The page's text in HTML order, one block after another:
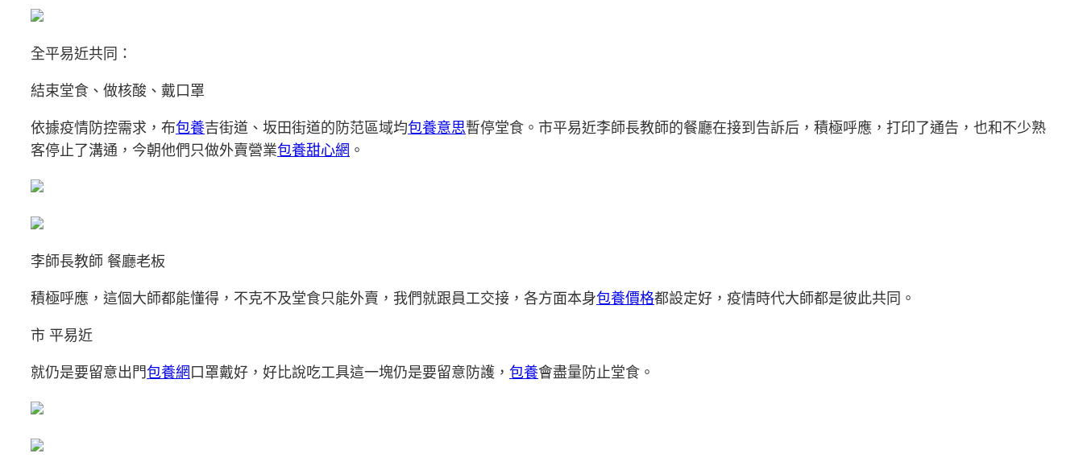
全平易近共同：
結束堂食、做核酸、戴口罩
依據疫情防控需求，布包養吉街道、坂田街道的防范區域均包養意思暫停堂食。市平易近李師長教師的餐廳在接到告訴后，積極呼應，打印了通告，也和不少熟
客停止了溝通，今朝他們只做外賣營業包養甜心網 。
李師長教師 餐廳老板
積極呼應，這個大師都能懂得，不克不及堂食只能外賣，我們就跟員工交接，各方面本身包養價格都設定好，疫情時代大師都是彼此共同。
市 平易近
就仍是要留意出門包養網 口罩戴好，好比說吃工具這一塊仍是要留意防護， 包養會盡量防止堂食。